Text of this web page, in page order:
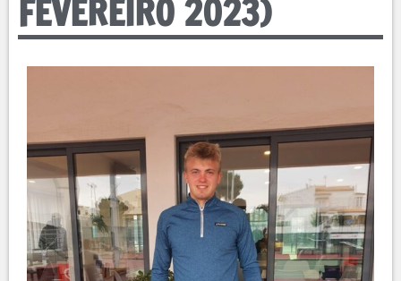
FEVEREIRO 2023)